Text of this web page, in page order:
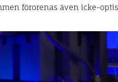
förorenas även icke-